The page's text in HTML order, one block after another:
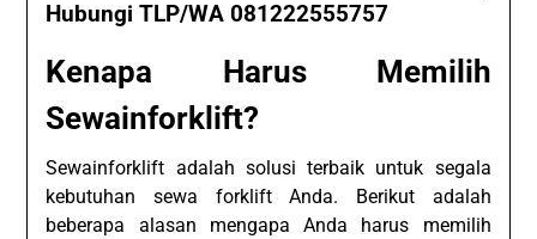
Hubungi TLP/WA 081222555757
Kenapa Harus Memilih
Sewainforklift?
Sewainforklift adalah solusi terbaik untuk segala
kebutuhan sewa forklift Anda. Berikut adalah
beberapa alasan mengapa Anda harus memilih